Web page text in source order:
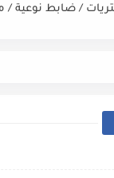
/ ضابط نوعية /